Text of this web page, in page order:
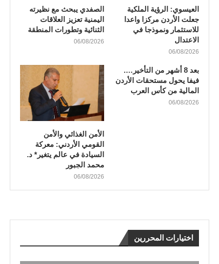
العيسوي: الرؤية الملكية
جعلت الأردن مركزا واعدا
للاستثمار ونموذجا في
الاعتدال
06/08/2026
الصفدي يبحث مع نظيرته
اليمنية تعزيز العلاقات
الثنائية وتطورات المنطقة
06/08/2026
بعد 8 أشهر من التأخير….
فيفا يحول مستحقات الأردن
المالية من كأس العرب
06/08/2026
الأمن الغذائي والأمن
القومي الأردني: معركة
السيادة في عالم يتغير* د.
محمد الجبور
06/08/2026
اختيارات المحررين